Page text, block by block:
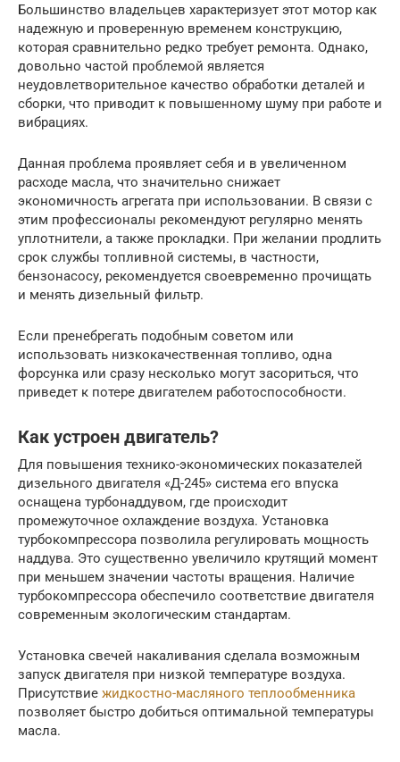
Большинство владельцев характеризует этот мотор как
надежную и проверенную временем конструкцию,
которая сравнительно редко требует ремонта. Однако,
довольно частой проблемой является
неудовлетворительное качество обработки деталей и
сборки, что приводит к повышенному шуму при работе и
вибрациях.
Данная проблема проявляет себя и в увеличенном
расходе масла, что значительно снижает
экономичность агрегата при использовании. В связи с
этим профессионалы рекомендуют регулярно менять
уплотнители, а также прокладки. При желании продлить
срок службы топливной системы, в частности,
бензонасосу, рекомендуется своевременно прочищать
и менять дизельный фильтр.
Если пренебрегать подобным советом или
использовать низкокачественная топливо, одна
форсунка или сразу несколько могут засориться, что
приведет к потере двигателем работоспособности.
Как устроен двигатель?
Для повышения технико-экономических показателей
дизельного двигателя «Д-245» система его впуска
оснащена турбонаддувом, где происходит
промежуточное охлаждение воздуха. Установка
турбокомпрессора позволила регулировать мощность
наддува. Это существенно увеличило крутящий момент
при меньшем значении частоты вращения. Наличие
турбокомпрессора обеспечило соответствие двигателя
современным экологическим стандартам.
Установка свечей накаливания сделала возможным
запуск двигателя при низкой температуре воздуха.
Присутствие жидкостно-масляного теплообменника
позволяет быстро добиться оптимальной температуры
масла.